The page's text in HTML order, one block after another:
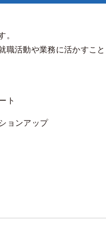
職活動や業務に活かすこと
ト
ョンアップ